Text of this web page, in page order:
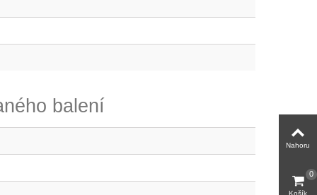
balení
Nahoru
Košík
0